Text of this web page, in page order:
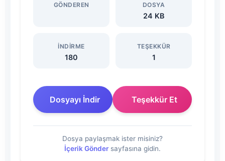
2021-
2022
Dosyasını
İndir
GÖNDEREN DOSYA
24 KB
İNDIRME
180
TEŞEKKÜR
1
Dosyayı İndir Teşekkür Et
Dosya paylaşmak ister misiniz?
İçerik Gönder sayfasına gidin.